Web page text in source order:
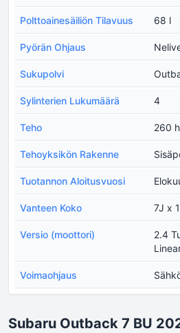
Polttoainesäiliön Tilavuus 68 l
Pyörän Ohjaus
Sukupolvi
Sylinterien Lukumäärä 4
Teho 260
Tehoyksikön Rakenne
Tuotannon Aloitusvuosi
Vanteen Koko 7J x
Versio (moottori)
2.4
Voimaohjaus
Subaru Outback 7 BU